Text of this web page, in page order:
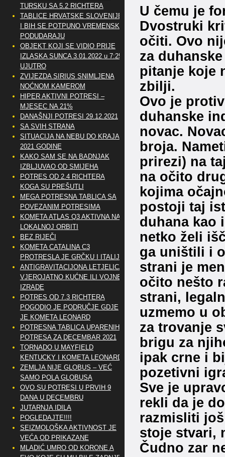
U čemu je
Dvostruki
očiti. Ovo
za
pitanje koje
zbilji.
Ovo je
duhanske
novac.
broja.
prirezi) na
na očito
kojima
postoji taj
duhana kao
netko želi
ga uništili i
strani je
očito nešto
strani,
uzmemo u
za trovanje
brigu za
ipak crne i
pozetivni
Sve je
rekli da je
razmisliti
stoje stvari,
Čudno zar
TURSKU SA 5.2 RICHTERA
TABLICE HRVATSKE SLOVENIJE
I BIH SE POTPUNO VREMENSKI
PODUDARAJU
OBJEKT KOJI SE VIDIO PRIJE
IZLASKA SUNCA 3.01.2022 u 7:25
UJUTRO
ZVIJEZDA SIRIUS SNIMLJENA
NOĆNOM KAMEROM
HIPER AKTIVNI POTRESI –
MJESEC NA 21%
DANAŠNJI POTRESI 29.12.2021
SA SVIH STRANA
SITUACIJA NA NEBU DO KRAJA
2021 GODINE
KAKO SAM SE NA BADNJAK
IZBLJUVAO OD SMIJEHA
POTRES OD 2.4 RICHTERA
KOGA SU PREŠUTLI
MEGA POTRESNA TABLICA SA
POVEZANIM POTRESIMA
KOMETA ATLAS Q3 AKTIVNA NA
LOKALNOJ ORBITI
BEZ RIJEČI
KOMETA CATALINA C3
PROTRESLA JE GRČKU I ITALIJU
ANTIGRAVITACIJONA LETJELICA
VJEROJATNO KUĆNE ILI VOJNE
IZRADE
POTRES OD 7.3 RICHTERA
POGODIO JE PODRUČJE GDJE
JE KOMETA LEONARD
POTRESNA TABLICA UPARENIH
POTRESA ZA DECEMBAR 2021
TORNADO U MAYFIELD
KENTUCKY I KOMETA LEONARD
ZEMLJA NIJE GLOBUS – VEĆ
SAMO POLA GLOBUSA
OVO SU POTRESI U PRVIH 9
DANA U DECEMBRU
JUTARNJA IDILA
POGLEDAJTE!!!!
SEIZMOLOŠKA AKTIVNOST JE
VEĆA OD PRIKAZANE
MLADIĆ UMRO OD KORONE A